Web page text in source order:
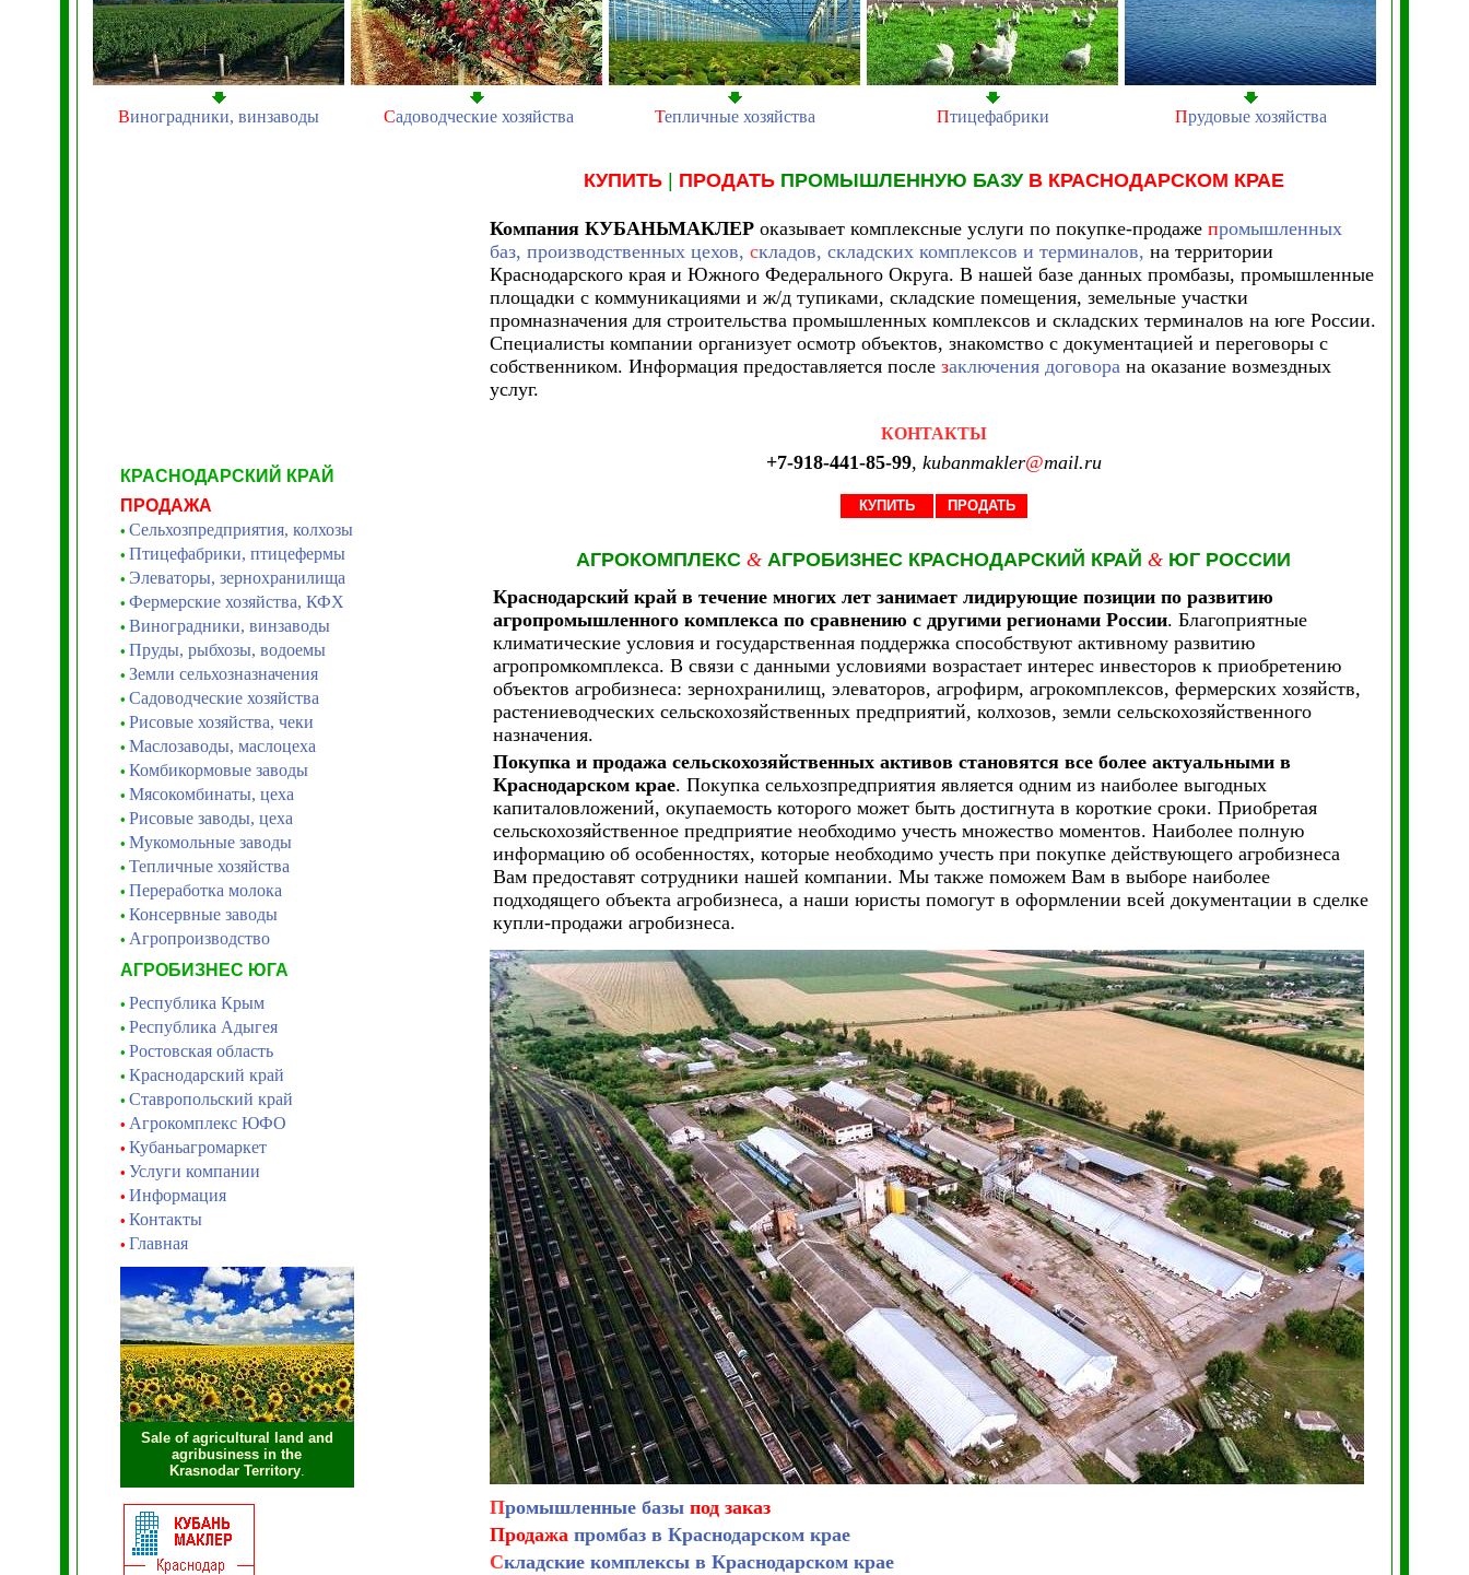
Виноградники, винзаводы Садоводческие хозяйства Тепличные хозяйства Птицефабрики Прудовые хозяйства
КРАСНОДАРСКИЙ КРАЙ
ПРОДАЖА
• Сельхозпредприятия, колхозы
• Птицефабрики, птицефермы
• Элеваторы, зернохранилища
• Фермерские хозяйства, КФХ
• Виноградники, винзаводы
• Пруды, рыбхозы, водоемы
• Земли сельхозназначения
• Садоводческие хозяйства
• Рисовые хозяйства, чеки
• Маслозаводы, маслоцеха
• Комбикормовые заводы
• Мясокомбинаты, цеха
• Рисовые заводы, цеха
• Мукомольные заводы
• Тепличные хозяйства
• Переработка молока
• Консервные заводы
• Агропроизводство
АГРОБИЗНЕС ЮГА
• Республика Крым
• Республика Адыгея
• Ростовская область
• Краснодарский край
• Ставропольский край
• Агрокомплекс ЮФО
• Кубаньагромаркет
• Услуги компании
• Информация
• Контакты
• Главная
Sale of agricultural land and
agribusiness in the
Krasnodar Territory.
КУПИТЬ ПРОДАТЬ ПРОМЫШЛЕННУЮ БАЗУ В КРАСНОДАРСКОМ КРАЕ
Компания КУБАНЬМАКЛЕР оказывает комплексные услуги по покупке-продаже промышленных
баз, производственных цехов, складов, складских комплексов и терминалов, на территории
Краснодарского края и Южного Федерального Округа. В нашей базе данных промбазы, промышленные
площадки с коммуникациями и ж/д тупиками, складские помещения, земельные участки
промназначения для строительства промышленных комплексов и складских терминалов на юге России.
Специалисты компании организует осмотр объектов, знакомство с документацией и переговоры с
собственником. Информация предоставляется после заключения договора на оказание возмездных
услуг.
КОНТАКТЫ
+7-918-441-85-99, kubanmakler@mail.ru
КУПИТЬ ПРОДАТЬ
АГРОКОМПЛЕКС & АГРОБИЗНЕС КРАСНОДАРСКИЙ КРАЙ & ЮГ РОССИИ
Краснодарский край в течение многих лет занимает лидирующие позиции по развитию
агропромышленного комплекса по сравнению с другими регионами России. Благоприятные
климатические условия и государственная поддержка способствуют активному развитию
агропромкомплекса. В связи с данными условиями возрастает интерес инвесторов к приобретению
объектов агробизнеса: зернохранилищ, элеваторов, агрофирм, агрокомплексов, фермерских хозяйств,
растениеводческих сельскохозяйственных предприятий, колхозов, земли сельскохозяйственного
назначения.
Покупка и продажа сельскохозяйственных активов становятся все более актуальными в
Краснодарском крае. Покупка сельхозпредприятия является одним из наиболее выгодных
капиталовложений, окупаемость которого может быть достигнута в короткие сроки. Приобретая
сельскохозяйственное предприятие необходимо учесть множество моментов. Наиболее полную
информацию об особенностях, которые необходимо учесть при покупке действующего агробизнеса
Вам предоставят сотрудники нашей компании. Мы также поможем Вам в выборе наиболее
подходящего объекта агробизнеса, а наши юристы помогут в оформлении всей документации в сделке
купли-продажи агробизнеса.
Промышленные базы под заказ
Продажа промбаз в Краснодарском крае
Складские комплексы в Краснодарском крае